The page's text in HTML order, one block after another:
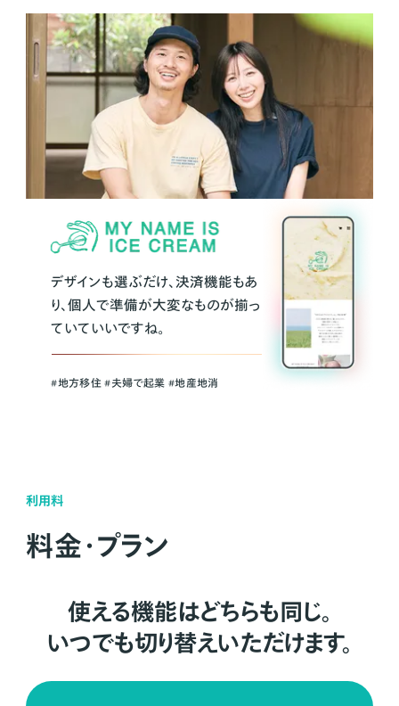
デザインも選ぶだけ、決済機能もあ
り、個人で準備が大変なものが揃っ
ていていいですね。
#地方移住 #夫婦で起業 #地産地消
利用料
料金・プラン
使える機能はどちらも同じ。
いつでも切り替えいただけます。